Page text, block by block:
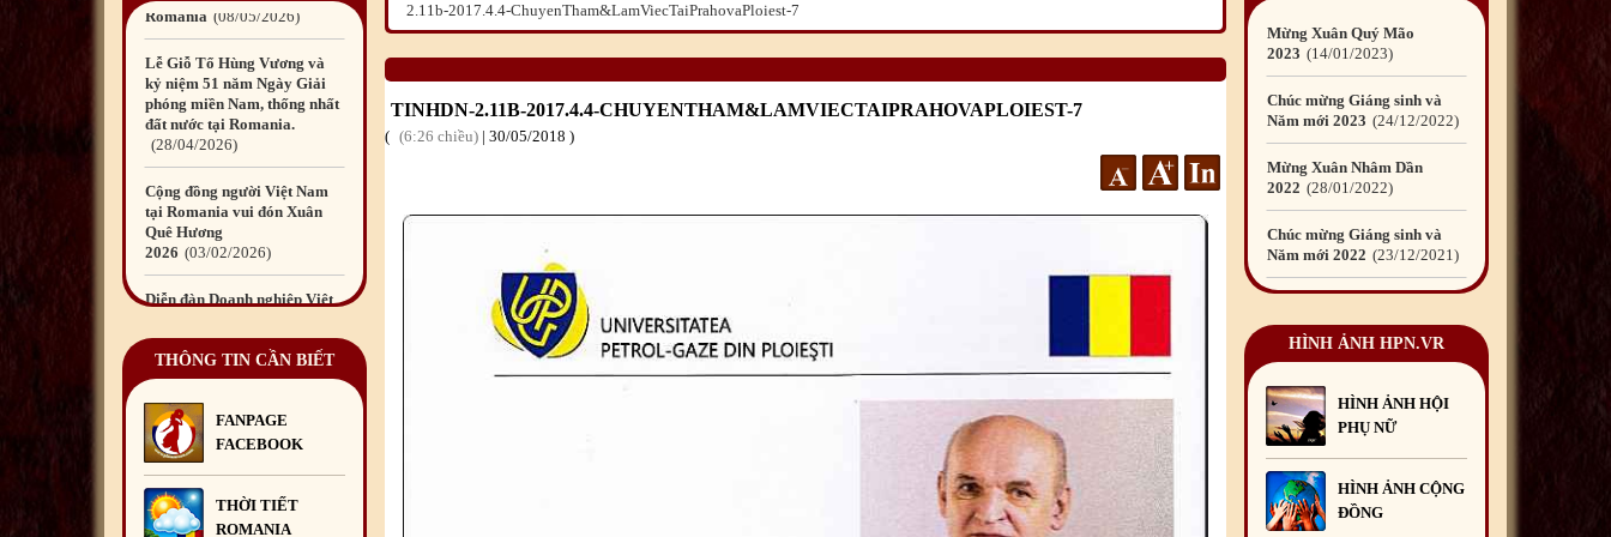
Romania 08/05/2026
Lễ Giỗ Tổ Hùng Vương và
kỷ niệm 51 năm Ngày Giải
phóng miền Nam, thống nhất
đất nước tại Romania.
28/04/2026
Cộng đồng người Việt Nam
tại Romania vui đón Xuân
Quê Hương
2026
03/02/2026
Diễn đàn Doanh nghiệp Việt
tại Romania – Kết nối, hợp
tác và phát
triển 29/10/2025
Diễn đàn Doanh nghiệp Việt
Nam tại châu Âu – Dấu ấn
kết nối và trách nhiệm cộng
đồng 29
THÔNG TIN CẦN BIẾT
FANPAGE
FACEBOOK
THỜI TIẾT
ROMANIA
2.11b-2017.4.4-ChuyenTham&LamViecTaiPrahovaPloiest-7
TINHDN-2.11B-2017.4.4-CHUYENTHAM&LAMVIECTAIPRAHOVAPLOIEST-7
6:26 chiều | 30/05/2018
Mừng Xuân Quý Mão
2023
14/01/2023
Chúc mừng Giáng sinh và
Năm mới 2023
24/12/2022
Mừng Xuân Nhâm Dần
2022
28/01/2022
Chúc mừng Giáng sinh và
Năm mới 2022
23/12/2021
2021 10/02/2021
Chúc mừng Giáng sinh và
Năm mới 2021
Mừng Xuân Canh Tý
2020 22/01/2020
Chúc mừng Giáng sinh và
Năm mới 2020
24
HÌNH ẢNH HPN.VR
HÌNH ẢNH HỘI
PHỤ NỮ
HÌNH ẢNH CỘNG
ĐỒNG